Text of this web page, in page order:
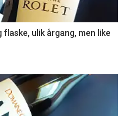
flaske, ulik årgang, men like